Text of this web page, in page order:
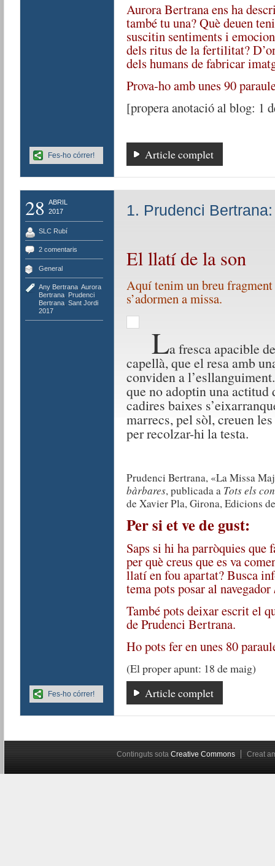
Aurora Bertrana ens ha
també tu una? Què deuen
suscitin sentiments i
dels ritus de la fertilitat?
dels humans de fabricar
Prova-ho amb unes 90
[propera anotació al blog: 1
Article complet
Fes-ho córrer!
28
ABRIL
2017
SLC Rubí
2 comentaris
General
Any Bertrana, Aurora
Bertrana, Prudenci
Bertrana, Sant Jordi
2017
1. Prudenci
El llatí de la son
Aquí tenim un breu fragment
s’adormen a missa.
La fresca apacible
capellà, que el resa amb
conviden a
que no adoptin una actitud
cadires baixes
marrecs, pel sòl, creuen
per recolzar-hi la testa.
Prudenci Bertrana, «La Missa
bàrbares, publicada a Tots els
de Xavier Pla, Girona, Edicions
Per si et ve de gust:
Saps si hi ha parròquies
per què creus que es va
llatí en fou apartat? Busca
tema pots posar al navegador
També pots deixar escrit el
de Prudenci Bertrana.
Ho pots fer en unes 80
(El proper apunt: 18 de maig)
Article complet
Fes-ho córrer!
Continguts sota Creative Commons Creat